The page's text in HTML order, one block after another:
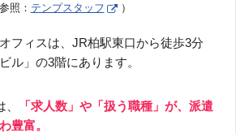
照： テンプスタッフ ）
フィスは、JR柏駅東口から徒歩3分
ル」の3階にあります。
、
「求人数」や「扱う職種」が、派遣
豊富。